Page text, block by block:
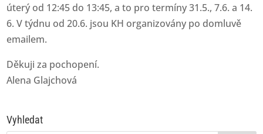
úterý od 12:45 do 13:45, a to pro termíny 31.5., 7.6. a 14.
6. V týdnu od 20.6. jsou KH organizovány po domluvě
emailem.
Děkuji za pochopení.
Alena Glajchová
Vyhledat